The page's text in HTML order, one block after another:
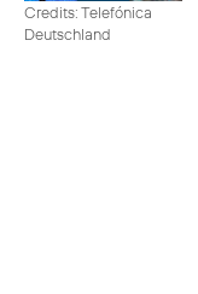
Credits: Telefónica
Deutschland